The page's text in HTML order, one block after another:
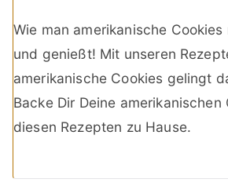
Wie man amerikanische
und genießt! Mit unseren
amerikanische Cookies gelingt
Backe Dir Deine amerikanischen
diesen Rezepten zu Hause.